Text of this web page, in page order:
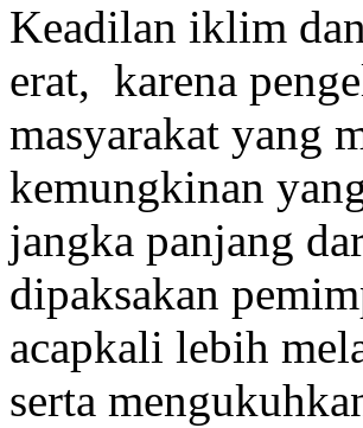
Keadilan iklim
erat, karena
masyarakat yang
kemungkinan
jangka panjang
dipaksakan
acapkali lebih
serta